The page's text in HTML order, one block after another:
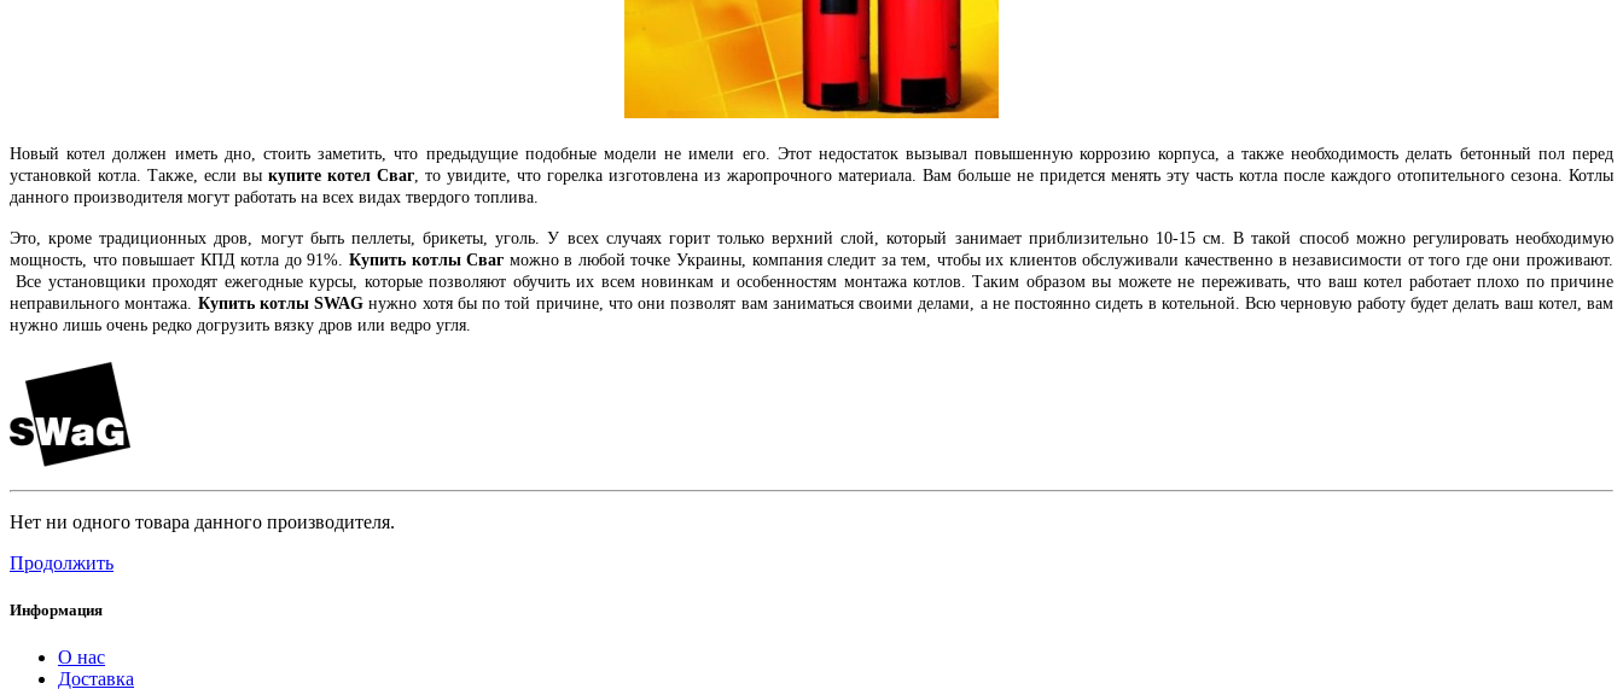
Новый котел должен иметь дно, стоить заметить, что предыдущие подобные модели не имели его. Этот недостаток вызывал повышенную коррозию корпуса, а также необходимость делать бетонный пол перед
установкой котла. Также, если вы купите котел Сваг , то увидите, что горелка изготовлена из жаропрочного материала. Вам больше не придется менять эту часть котла после каждого отопительного сезона. Котлы
данного производителя могут работать на всех видах твердого топлива.
Это, кроме традиционных дров, могут быть пеллеты, брикеты, уголь. У всех случаях горит только верхний слой, который занимает приблизительно 10-15 см. В такой способ можно регулировать необходимую
мощность, что повышает КПД котла до 91%. Купить котлы Сваг можно в любой точке Украины, компания следит за тем, чтобы их клиентов обслуживали качественно в независимости от того где они проживают.
Все установщики проходят ежегодные курсы, которые позволяют обучить их всем новинкам и особенностям монтажа котлов. Таким образом вы можете не переживать, что ваш котел работает плохо по причине
неправильного монтажа. Купить котлыSWAG нужно хотя бы по той причине, что они позволят вам заниматься своими делами, а не постоянно сидеть в котельной. Всю черновую работу будет делать ваш котел, вам
нужно лишь очень редко догрузить вязку дров или ведро угля.
Нет ни одного товара данного производителя.
Продолжить
Информация
О нас
Доставка